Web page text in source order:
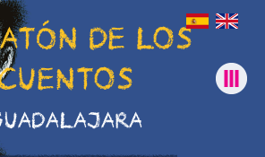
DE LOS